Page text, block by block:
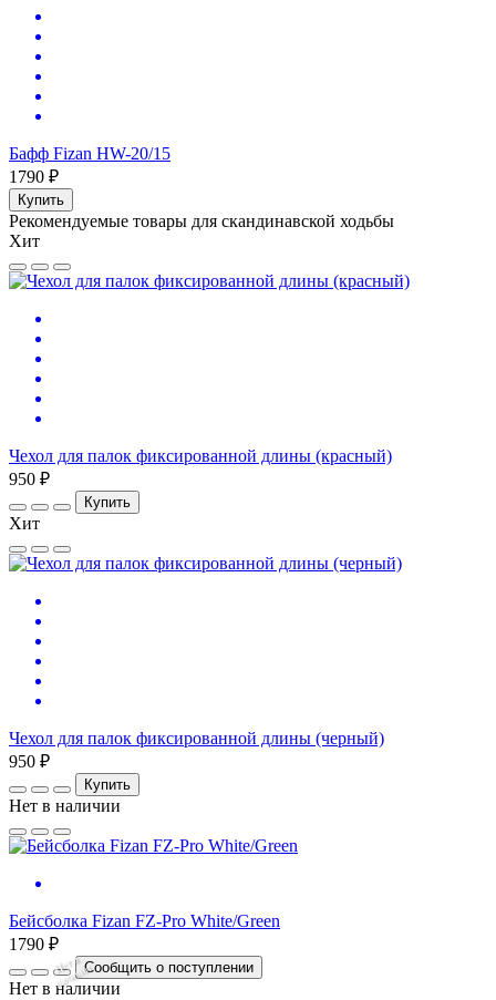
Бафф Fizan HW-20/15
1790 ₽
Купить
Рекомендуемые товары для скандинавской ходьбы
Хит
Чехол для палок фиксированной длины (красный)
950 ₽
Купить
Хит
Чехол для палок фиксированной длины (черный)
950 ₽
Купить
Нет в наличии
Бейсболка Fizan FZ-Pro White/Green
Нет
в
на
л
и
ч
и
и
1790 ₽
Сообщить о поступлении
Нет в наличии